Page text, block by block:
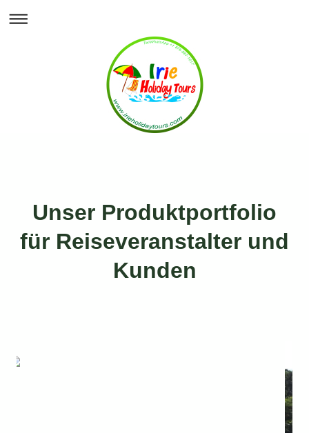
Unser Produktportfolio
für Reiseveranstalter und
Kunden